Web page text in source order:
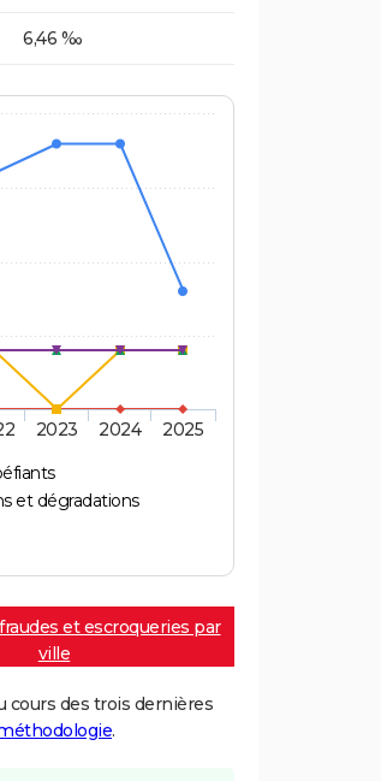
6,46 ‰
et dégradations
2023 2024 2025
et escroqueries par
ville
cours des trois dernières
.